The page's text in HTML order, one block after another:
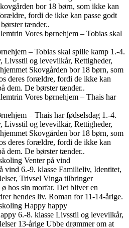
bor 18 børn, som ikke kan
fordi de ikke kan passe godt
tænder..
Vores børnehjem – Tobias skal
– Tobias skal spille kamp 1.-4.
Livsstil og levevilkår, Rettigheder,
Skovgården bor 18 børn, som
deres forældre, fordi de ikke kan
dem. De børster tænder..
Vores børnehjem – Thais har
– Thais har fødselsdag 1.-4.
Livsstil og levevilkår, Rettigheder,
Skovgården bor 18 børn, som
deres forældre, fordi de ikke kan
dem. De børster tænder..
Venter på vind
vind 6.-9. klasse Familieliv, Identitet,
Trivsel Vinga tilbringer
ø hos sin morfar. Det bliver en
hendes liv. Roman for 11-14-årige.
Happy happy
6.-8. klasse Livsstil og levevilkår,
13-årige Ubbe drømmer om at